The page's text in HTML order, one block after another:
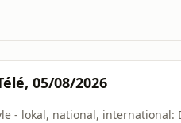
05/08/2026
- lokal, national, international: